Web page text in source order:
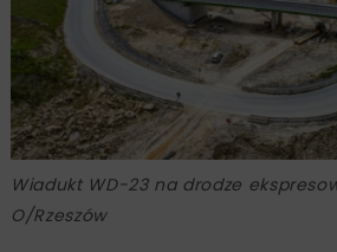
Wiadukt WD-23 na drodze
O/Rzeszów